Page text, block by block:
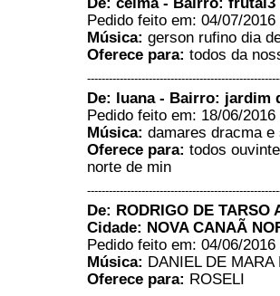
Pedido feito em: 04/07/
Música: gerson rufino dia
Oferece para: todos da
De: luana - Bairro: jardim
Pedido feito em: 18/06/
Música: damares dracma e
Oferece para: todos
norte de min
De: RODRIGO DE TARSO
Cidade: NOVA CANAÃ
Pedido feito em: 04/06/
Música: DANIEL DE MARA
Oferece para: ROSELI